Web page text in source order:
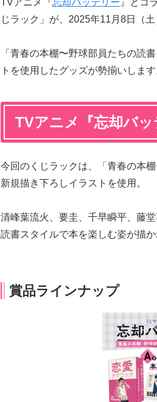
じラック」が、2025年11月8日（土
「青春の本棚〜野球部員たちの読
トを使用したグッズが勢揃いします
TVアニメ『忘却バ
今回のくじラックは、「青春の本
新規描き下ろしイラストを使用。
清峰葉流火、要圭、千早瞬平、藤
読書スタイルで本を楽しむ姿が描か
賞品ラインナップ